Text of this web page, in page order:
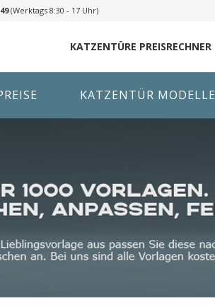
(Werktags 8:30 - 17 Uhr)
KATZENTÜRE PREISRECHNER
KATZENTÜR MODELLE